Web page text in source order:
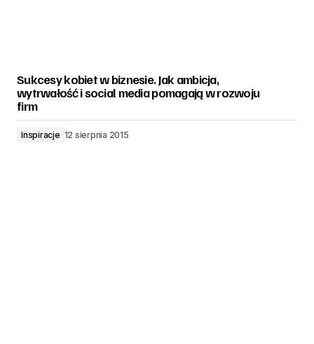
Sukcesy kobiet w biznesie. Jak ambicja,
wytrwałość i social media pomagają w rozwoju
firm
Inspiracje 12 sierpnia 2015